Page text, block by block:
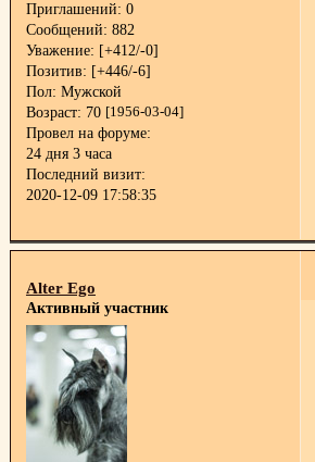
Приглашений: 0
Сообщений: 882
Уважение: [+412/-0]
Позитив: [+446/-6]
Пол: Мужской
Возраст: 70 [1956-03-04]
Провел на форуме:
24 дня 3 часа
Последний визит:
2020-12-09 17:58:35
Alter Ego
Активный участник